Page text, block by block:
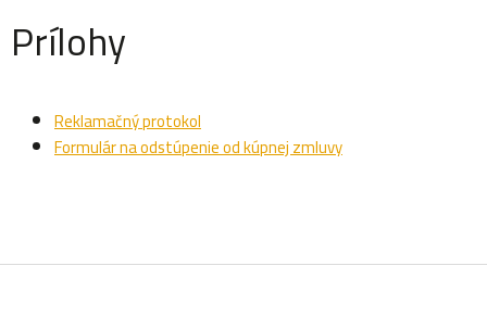
Prílohy
Reklamačný protokol
Formulár na odstúpenie od kúpnej zmluvy